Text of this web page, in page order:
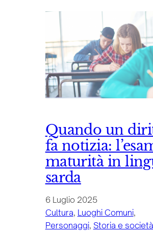
Quando un
fa notizia:
maturità in
sarda
6 Luglio 2025
Cultura, Luoghi Comuni
Personaggi, Storia e società